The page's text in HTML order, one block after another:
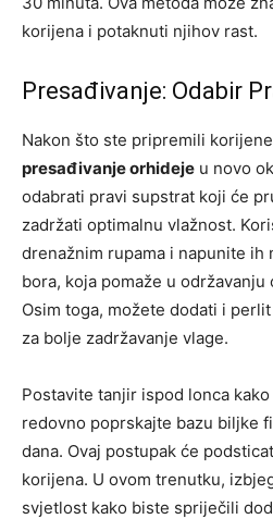
korijena i potaknuti njihov rast.
Presađivanje: Odabir
Nakon što ste pripremili
presađivanje orhideje u novo
odabrati pravi supstrat koji će
zadržati optimalnu vlažnost.
drenažnim rupama i napunite ih
bora, koja pomaže u
Osim toga, možete dodati i
za bolje zadržavanje vlage.
Postavite tanjir ispod lonca
redovno poprskajte bazu biljke
dana. Ovaj postupak će
korijena. U ovom trenutku,
svjetlost kako biste spriječili